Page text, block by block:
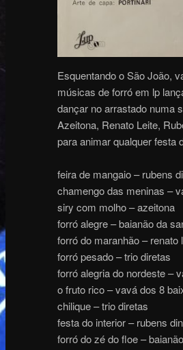
Esquentando o São João,
músicas de forró em lp
dançar no arrastado numa
Azeitona, Renato Leite,
para animar qualquer
feira de mangaio – rubens
chamengo das meninas –
siry com molho – azeitona
forró alegre – baianão da
forró do maranhão – renato
forró pesado – trio diretas
forró alegria do nordeste –
o fruto rico – vavá dos 8
chilique – trio diretas
festa do interior – rubens
forró do zé do floe –